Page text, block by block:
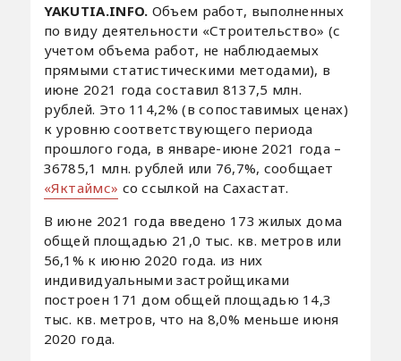
YAKUTIA.INFO. Объем работ, выполненных
по виду деятельности «Строительство» (с
учетом объема работ, не наблюдаемых
прямыми статистическими методами), в
июне 2021 года составил 8137,5 млн.
рублей. Это 114,2% (в сопоставимых ценах)
к уровню соответствующего периода
прошлого года, в январе-июне 2021 года –
36785,1 млн. рублей или 76,7%, сообщает
«Яктаймс» со ссылкой на Сахастат.
В июне 2021 года введено 173 жилых дома
общей площадью 21,0 тыс. кв. метров или
56,1% к июню 2020 года. из них
индивидуальными застройщиками
построен 171 дом общей площадью 14,3
тыс. кв. метров, что на 8,0% меньше июня
2020 года.